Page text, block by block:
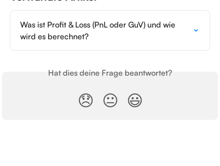
Was ist Profit & Loss (PnL oder GuV) und wie
wird es berechnet?
Hat dies deine Frage beantwortet?
😞 😐 😃